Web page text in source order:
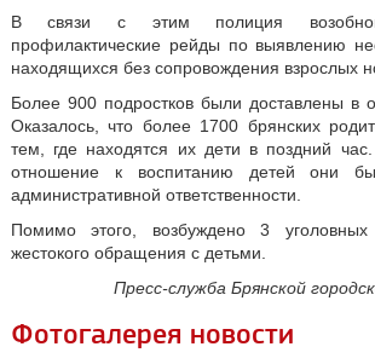
В связи с этим полиция
профилактические рейды по выявлению
находящихся без сопровождения взрослых
Более 900 подростков были доставлены в
Оказалось, что более 1700 брянских
тем, где находятся их дети в поздний
отношение к воспитанию детей они
административной ответственности.
Помимо этого, возбуждено 3
жестокого обращения с детьми.
Пресс-служба Брянской
Фотогалерея новости